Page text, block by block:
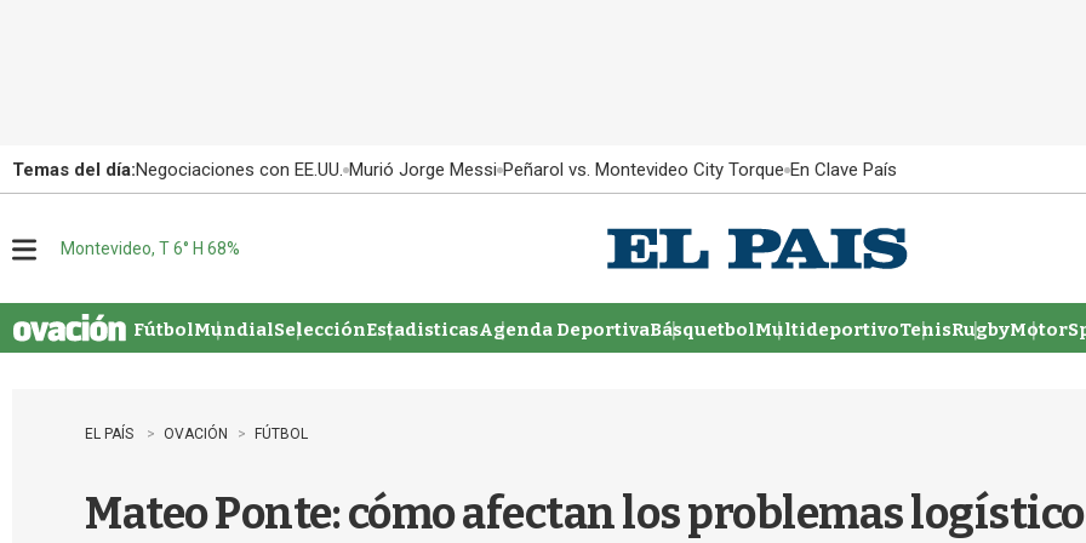
Temas del día:Negociaciones con EE.UU. Murió Jorge Messi Peñarol vs. Montevideo City Torque En Clave País
u
Montevideo, T 6° H 68%
FútbolMundialSelecciónEstadisticasAgenda DeportivaBásquetbolMultideportivoTenisRugby
EL PAÍS OVACIÓN FÚTBOL
Mateo Ponte: cómo afectan los problemas